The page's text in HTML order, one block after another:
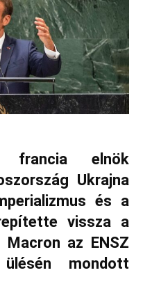
francia elnök
Ukrajna
és a
vissza a
az ENSZ
mondott